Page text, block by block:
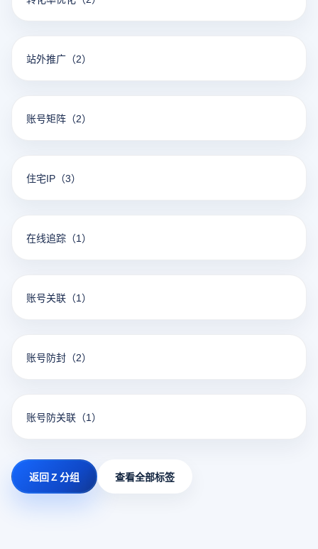
站外推广 （2）
账号矩阵 （2）
住宅IP （3）
在线追踪 （1）
账号关联 （1）
账号防封 （2）
账号防关联 （1）
返回 Z 分组 查看全部标签